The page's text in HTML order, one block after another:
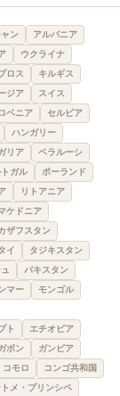
ン
アルバニア
ウクライナ
ロス
キルギス
ジア
スイス
ベニア
セルビア
ハンガリー
リア
ベラルーシ
ガル
ポーランド
リトアニア
ケドニア
ザフスタン
イ
タジキスタン
パキスタン
マー
モンゴル
ト
エチオピア
ボン
ガンビア
コモロ
コンゴ共和国
メ・プリンシペ